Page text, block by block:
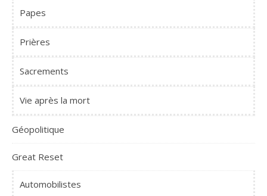
Papes
Prières
Sacrements
Vie après la mort
Géopolitique
Great Reset
Automobilistes